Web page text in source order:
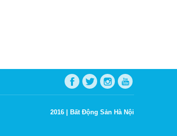
2016 | Bất Động Sản Hà Nội